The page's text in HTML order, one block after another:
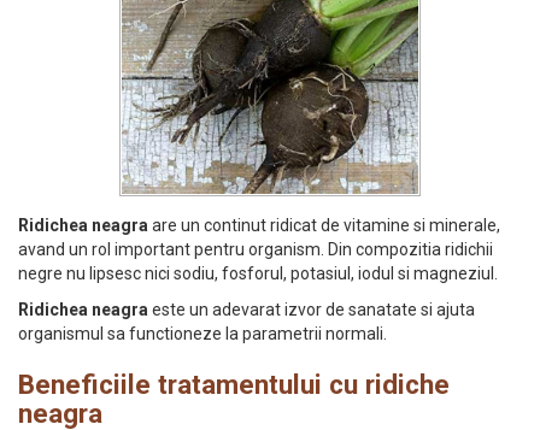
Ridichea neagra are un continut ridicat de vitamine si minerale,
avand un rol important pentru organism. Din compozitia ridichii
negre nu lipsesc nici sodiu, fosforul, potasiul, iodul si magneziul.
Ridichea neagra este un adevarat izvor de sanatate si ajuta
organismul sa functioneze la parametrii normali.
Beneficiile tratamentului cu ridiche
neagra